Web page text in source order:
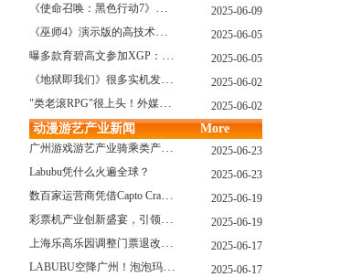
《使命召唤：黑色行动7》问题多多：或将重蹈覆辙 2025-06-09
《巫师4》演示版的高技术力能在PS5上复现吗？数毛社以为很有或许！ 2025-06-05
曝多款育碧高文参加XGP：《星球大战：亡命之徒》、《阿凡达：潘多拉边境》、《刺客信条：影》等 2025-06-05
《地狱即我们》很多实机发布！虚幻5的地狱级画质！ 2025-06-02
"类老滚RPG"很上头！外媒盛赞新作《污痕圣杯》 2025-06-02
动漫游艺产业新闻
More
广州游戏游艺产业骑乘类产品的创新革命与沉浸式体验升级
2025-06-23
Labubu凭什么火遍全球？
2025-06-23
数百家运营商凭借Capto Crane娃娃机赢得玩家青睐——您呢？ 2025-06-19
彩票机产业创新盛宴，引领数字娱乐新潮流 2025-06-19
上海乐高乐园调整门票退改政策，多项“全球首发”引关注 2025-06-17
LABUBU空降广州！泡泡玛特快闪店限时开启 2025-06-17